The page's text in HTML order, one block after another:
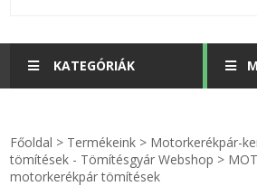
KATEGÓRIÁK
KULCSTARTÓ - KULCSKARIKA
Főoldal > Termékeink > Motorkerékpár-
tömítések - Tömítésgyár Webshop >
motorkerékpár tömítések